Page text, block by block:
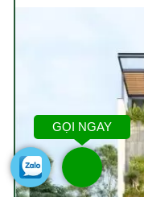
GỌI NGAY